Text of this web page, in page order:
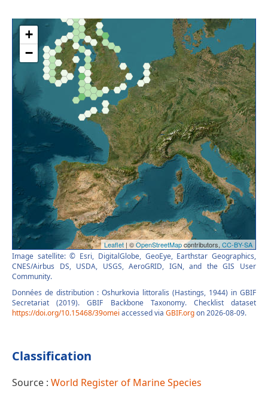
Image satellite: © Esri, DigitalGlobe, GeoEye, Earthstar Geographics,
CNES/Airbus DS, USDA, USGS, AeroGRID, IGN, and the GIS User
Community.
Données de distribution : Oshurkovia littoralis (Hastings, 1944) in GBIF
Secretariat (2019). GBIF Backbone Taxonomy. Checklist dataset
https://doi.org/10.15468/39omei accessed via GBIF.orgon 2026-08-09.
Classification
Source : World Register of Marine Species